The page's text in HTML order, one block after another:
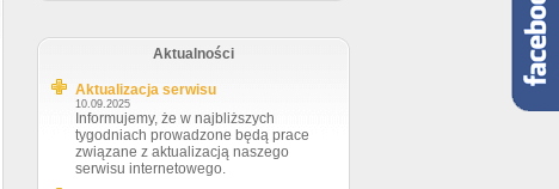
Aktualności
Aktualizacja serwisu
10.09.2025
Informujemy, że w najbliższych
tygodniach prowadzone będą prace
związane z aktualizacją naszego
serwisu internetowego.